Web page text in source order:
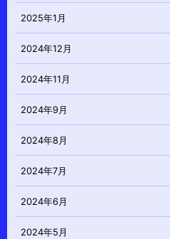
2025年1月
2024年12月
2024年11月
2024年9月
2024年8月
2024年7月
2024年6月
2024年5月